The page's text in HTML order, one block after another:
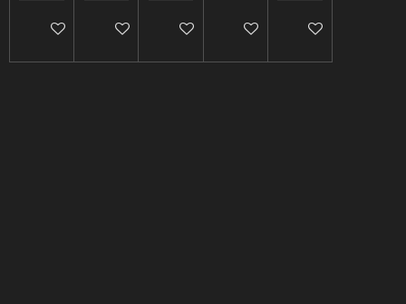
Ajouter au panierAjouter au panierAjouter au panierAjouter au panierAjouter au panier